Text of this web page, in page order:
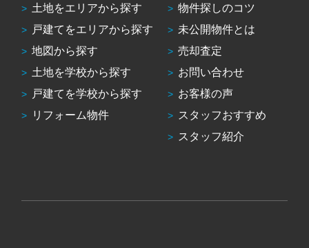
土地をエリアから探す
戸建てをエリアから探す
地図から探す
土地を学校から探す
戸建てを学校から探す
リフォーム物件
物件探しのコツ
未公開物件とは
売却査定
お問い合わせ
お客様の声
スタッフおすすめ
スタッフ紹介